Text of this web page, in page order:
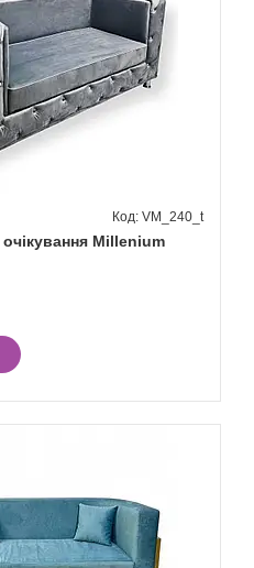
Millenium
VM_240_t